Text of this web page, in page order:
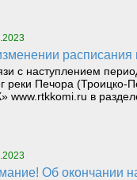
изменении
с наступлением
реки Печора (Троицко-
www.rtkkomi.ru в
Об окончании